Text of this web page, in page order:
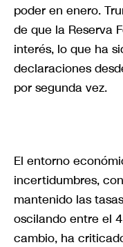
poder en enero.
de que la Reserva
interés, lo que ha
declaraciones
por segunda vez.
El entorno
incertidumbres,
mantenido las
oscilando entre el
cambio, ha